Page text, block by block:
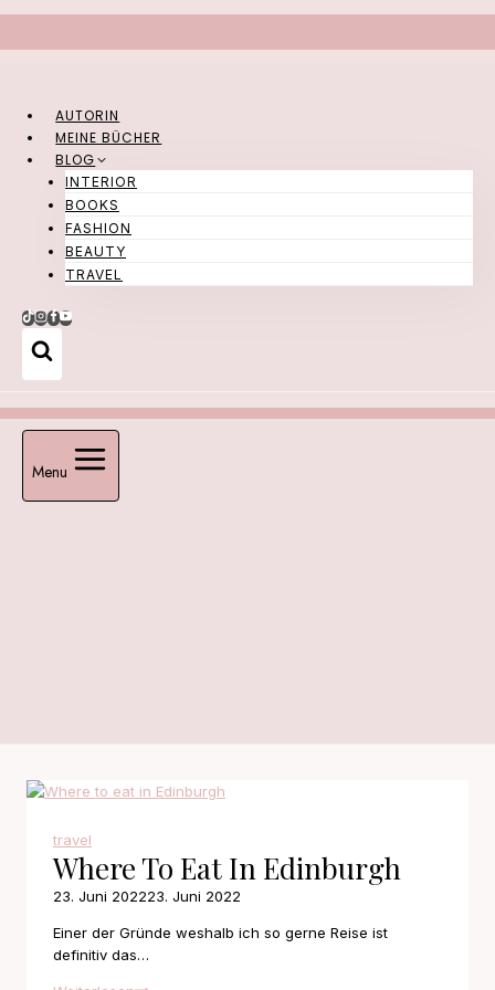
springen
AUTORIN
MEINE BÜCHER
BLOG
INTERIOR
BOOKS
FASHION
BEAUTY
TRAVEL
Menu
travel
Where To Eat In Edinburgh
23. Juni 202223. Juni 2022
Einer der Gründe weshalb ich so gerne Reise ist
definitiv das…